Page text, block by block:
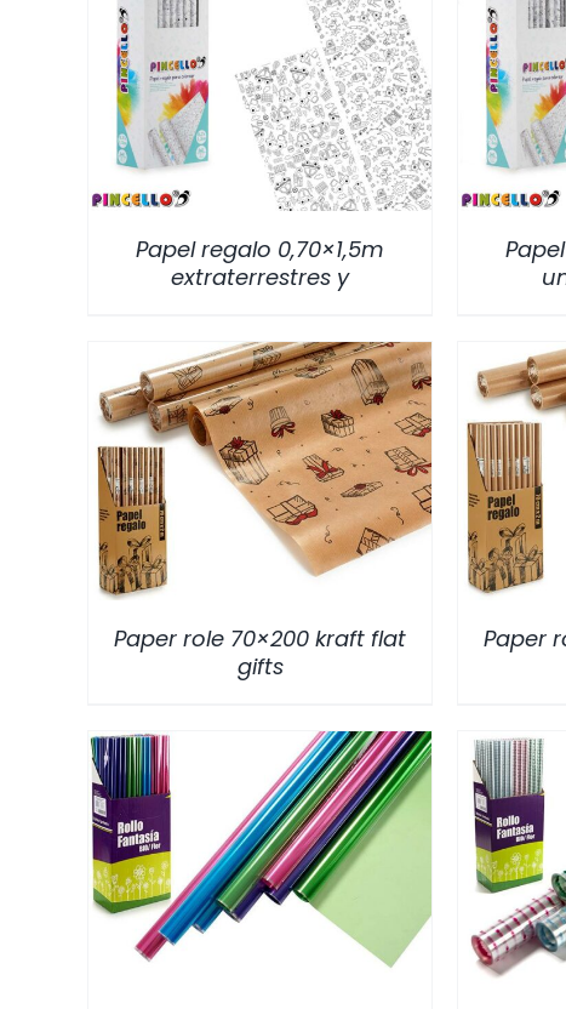
/ DETALLES
Papel regalo 0,70×1,5m
extraterrestres y
/ DETALLES
Paper role 70×200 kraft flat
gifts
Paper
/ DETALLES